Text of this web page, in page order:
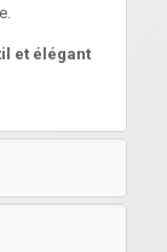
et élégant